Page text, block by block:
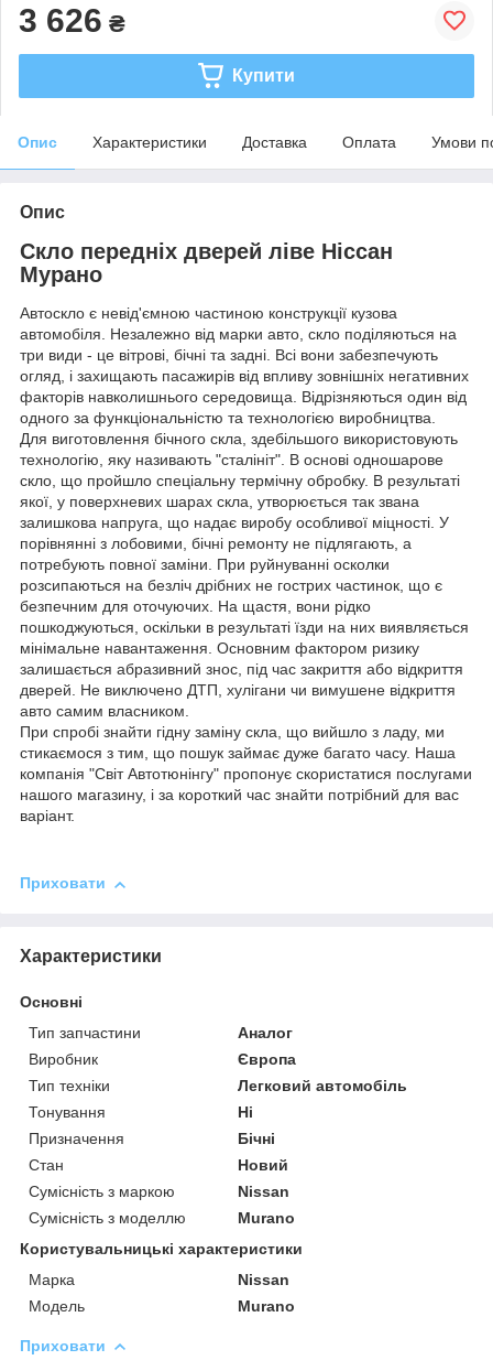
3 626 ₴
Купити
Опис Характеристики Доставка Оплата Умови
Опис
Скло передніх дверей ліве Ніссан
Мурано
Автоскло є невід'ємною частиною конструкції кузова
автомобіля. Незалежно від марки авто, скло поділяються на
три види - це вітрові, бічні та задні. Всі вони забезпечують
огляд, і захищають пасажирів від впливу зовнішніх негативних
факторів навколишнього середовища. Відрізняються один від
одного за функціональністю та технологією виробництва.
Для виготовлення бічного скла, здебільшого використовують
технологію, яку називають "сталініт". В основі одношарове
скло, що пройшло спеціальну термічну обробку. В результаті
якої, у поверхневих шарах скла, утворюється так звана
залишкова напруга, що надає виробу особливої міцності. У
порівнянні з лобовими, бічні ремонту не підлягають, а
потребують повної заміни. При руйнуванні осколки
розсипаються на безліч дрібних не гострих частинок, що є
безпечним для оточуючих. На щастя, вони рідко
пошкоджуються, оскільки в результаті їзди на них виявляється
мінімальне навантаження. Основним фактором ризику
залишається абразивний знос, під час закриття або відкриття
дверей. Не виключено ДТП, хулігани чи вимушене відкриття
авто самим власником.
При спробі знайти гідну заміну скла, що вийшло з ладу, ми
стикаємося з тим, що пошук займає дуже багато часу. Наша
компанія "Світ Автотюнінгу" пропонує скористатися послугами
нашого магазину, і за короткий час знайти потрібний для вас
варіант.
Приховати
Характеристики
Основні
Тип запчастини
Аналог
Виробник
Європа
Тип техніки
Легковий автомобіль
Тонування
Ні
Призначення
Бічні
Стан
Новий
Сумісність з маркою
Nissan
Сумісність з моделлю
Murano
Користувальницькі характеристики
Марка
Nissan
Модель
Murano
Приховати